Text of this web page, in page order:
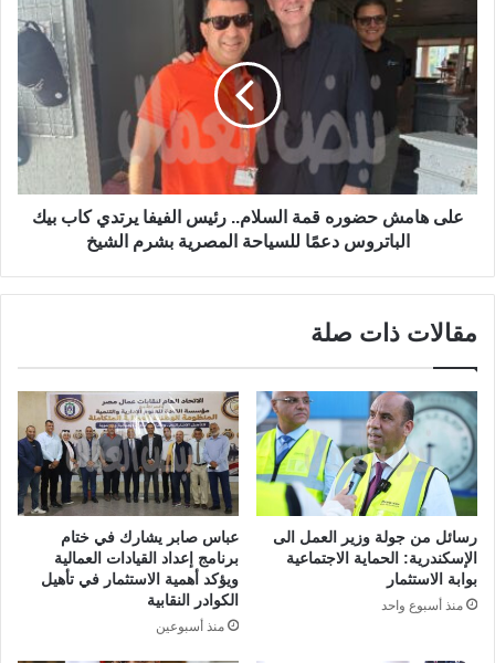
على هامش حضوره قمة السلام.. رئيس الفيفا يرتدي كاب بيك
الباتروس دعمًا للسياحة المصرية بشرم الشيخ
مقالات ذات صلة
رسائل من جولة وزير العمل الى
الإسكندرية: الحماية الاجتماعية
بوابة الاستثمار
منذ أسبوع واحد
عباس صابر يشارك في ختام
برنامج إعداد القيادات العمالية
ويؤكد أهمية الاستثمار في تأهيل
الكوادر النقابية
منذ أسبوعين